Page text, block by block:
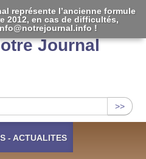
Journal
>>
- ACTUALITES
représente l’ancienne formule
2012, en cas de difficultés,
!